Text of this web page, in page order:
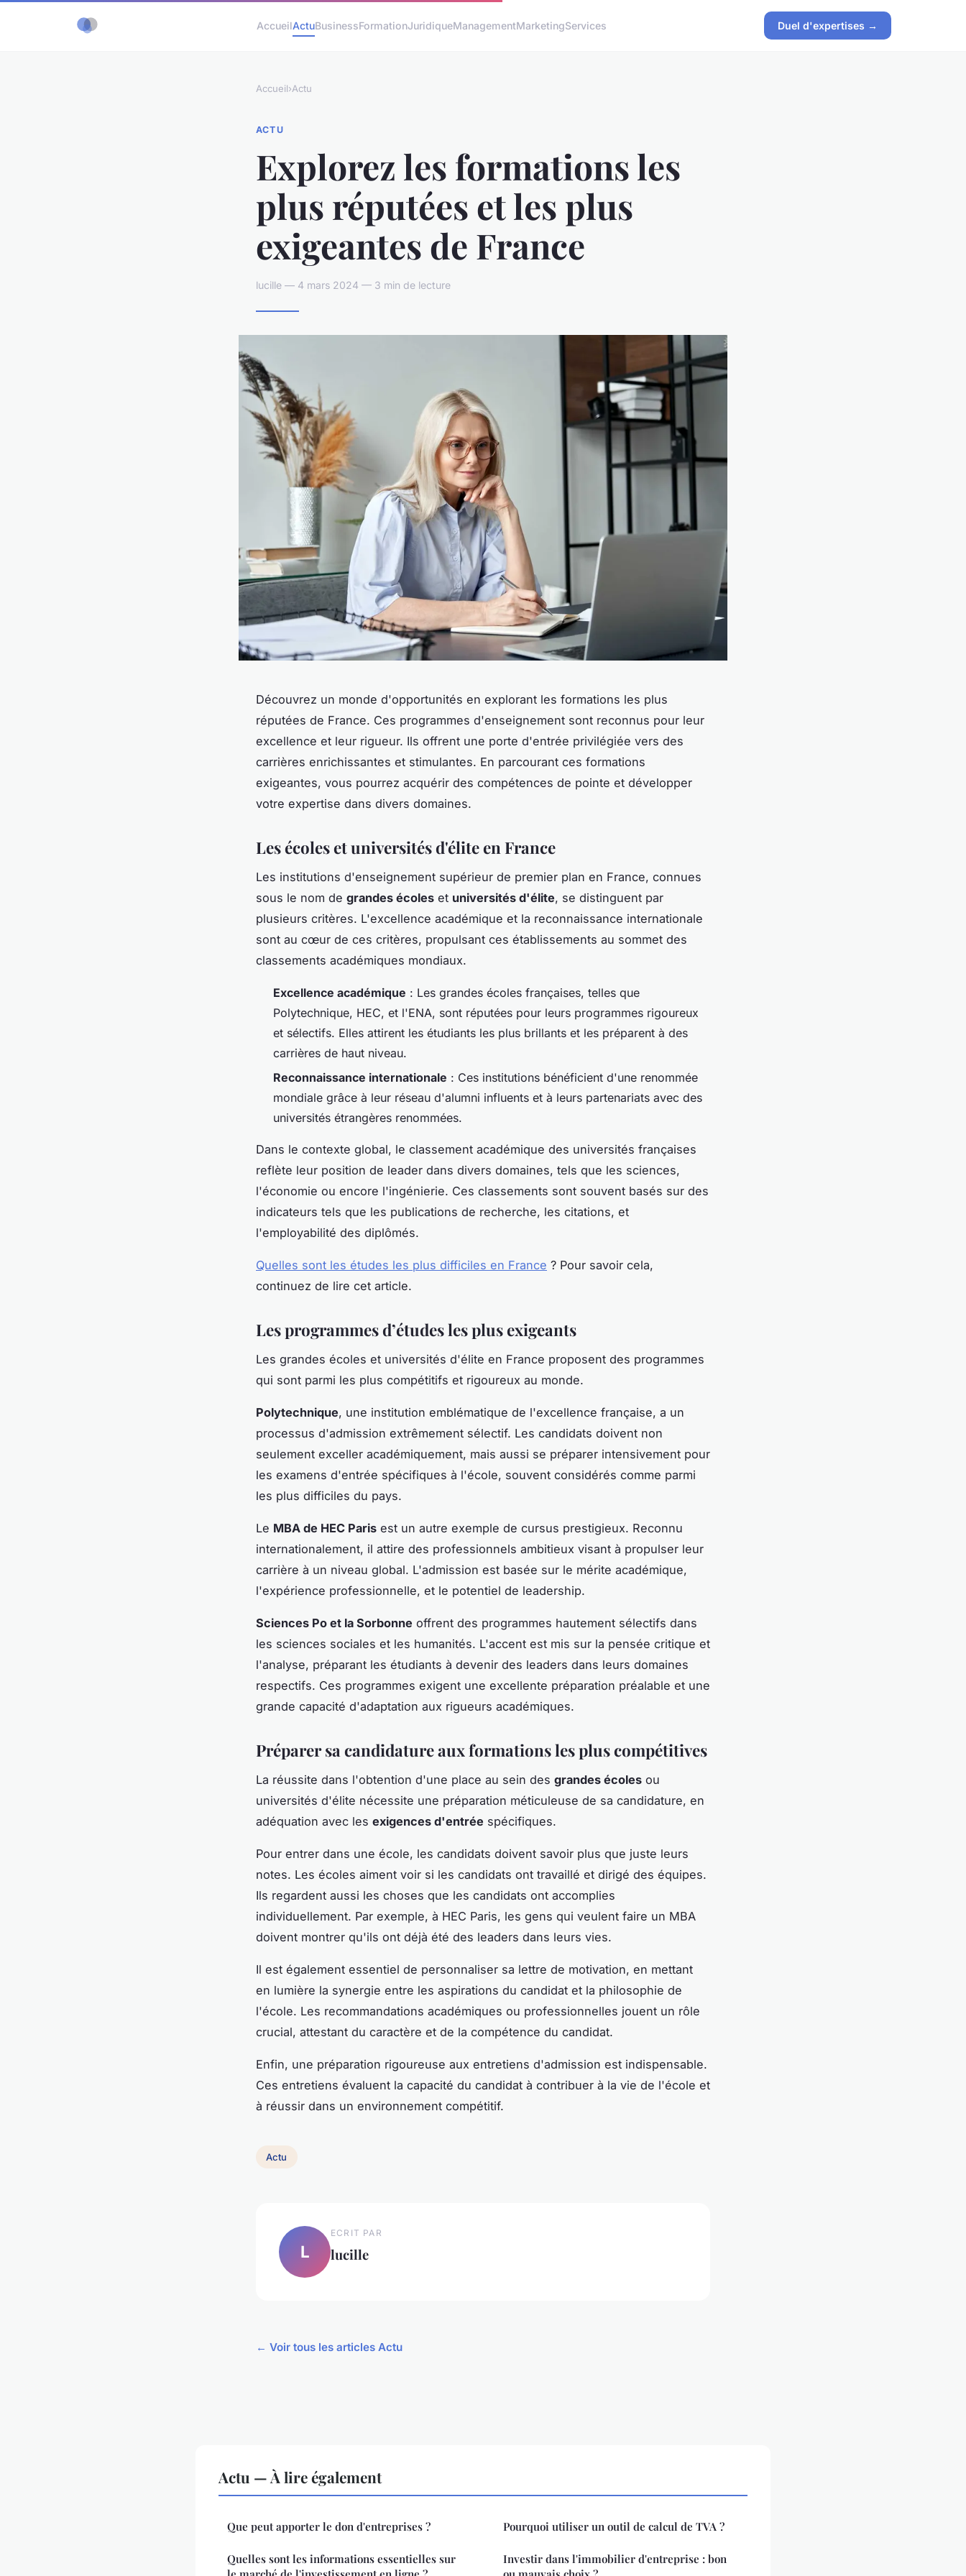
AccueilActuBusinessFormationJuridiqueManagementMarketingServices Duel d'expertises →
Accueil›Actu
ACTU
Explorez les formations les
plus réputées et les plus
exigeantes de France
lucille — 4 mars 2024 — 3 min de lecture
Découvrez un monde d'opportunités en explorant les formations les plus
réputées de France. Ces programmes d'enseignement sont reconnus pour leur
excellence et leur rigueur. Ils offrent une porte d'entrée privilégiée vers des
carrières enrichissantes et stimulantes. En parcourant ces formations
exigeantes, vous pourrez acquérir des compétences de pointe et développer
votre expertise dans divers domaines.
Les écoles et universités d'élite en France
Les institutions d'enseignement supérieur de premier plan en France, connues
sous le nom de grandes écoles et universités d'élite, se distinguent par
plusieurs critères. L'excellence académique et la reconnaissance internationale
sont au cœur de ces critères, propulsant ces établissements au sommet des
classements académiques mondiaux.
Excellence académique : Les grandes écoles françaises, telles que
Polytechnique, HEC, et l'ENA, sont réputées pour leurs programmes rigoureux
et sélectifs. Elles attirent les étudiants les plus brillants et les préparent à des
carrières de haut niveau.
Reconnaissance internationale : Ces institutions bénéficient d'une renommée
mondiale grâce à leur réseau d'alumni influents et à leurs partenariats avec des
universités étrangères renommées.
Dans le contexte global, le classement académique des universités françaises
reflète leur position de leader dans divers domaines, tels que les sciences,
l'économie ou encore l'ingénierie. Ces classements sont souvent basés sur des
indicateurs tels que les publications de recherche, les citations, et
l'employabilité des diplômés.
Quelles sont les études les plus difficiles en France ? Pour savoir cela,
continuez de lire cet article.
Les programmes d’études les plus exigeants
Les grandes écoles et universités d'élite en France proposent des programmes
qui sont parmi les plus compétitifs et rigoureux au monde.
Polytechnique, une institution emblématique de l'excellence française, a un
processus d'admission extrêmement sélectif. Les candidats doivent non
seulement exceller académiquement, mais aussi se préparer intensivement pour
les examens d'entrée spécifiques à l'école, souvent considérés comme parmi
les plus difficiles du pays.
Le MBA de HEC Paris est un autre exemple de cursus prestigieux. Reconnu
internationalement, il attire des professionnels ambitieux visant à propulser leur
carrière à un niveau global. L'admission est basée sur le mérite académique,
l'expérience professionnelle, et le potentiel de leadership.
Sciences Po et la Sorbonne offrent des programmes hautement sélectifs dans
les sciences sociales et les humanités. L'accent est mis sur la pensée critique et
l'analyse, préparant les étudiants à devenir des leaders dans leurs domaines
respectifs. Ces programmes exigent une excellente préparation préalable et une
grande capacité d'adaptation aux rigueurs académiques.
Préparer sa candidature aux formations les plus compétitives
La réussite dans l'obtention d'une place au sein des grandes écoles ou
universités d'élite nécessite une préparation méticuleuse de sa candidature, en
adéquation avec les exigences d'entrée spécifiques.
Pour entrer dans une école, les candidats doivent savoir plus que juste leurs
notes. Les écoles aiment voir si les candidats ont travaillé et dirigé des équipes.
Ils regardent aussi les choses que les candidats ont accomplies
individuellement. Par exemple, à HEC Paris, les gens qui veulent faire un MBA
doivent montrer qu'ils ont déjà été des leaders dans leurs vies.
Il est également essentiel de personnaliser sa lettre de motivation, en mettant
en lumière la synergie entre les aspirations du candidat et la philosophie de
l'école. Les recommandations académiques ou professionnelles jouent un rôle
crucial, attestant du caractère et de la compétence du candidat.
Enfin, une préparation rigoureuse aux entretiens d'admission est indispensable.
Ces entretiens évaluent la capacité du candidat à contribuer à la vie de l'école et
à réussir dans un environnement compétitif.
Actu
L
ECRIT PAR
lucille
← Voir tous les articles Actu
Actu — À lire également
Que peut apporter le don d'entreprises ?
Quelles sont les informations essentielles sur
Pourquoi utiliser un outil de calcul de TVA ?
Investir dans l'immobilier d'entreprise : bon